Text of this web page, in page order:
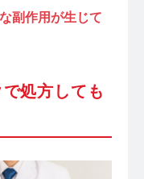
副作用が生じて
処方しても